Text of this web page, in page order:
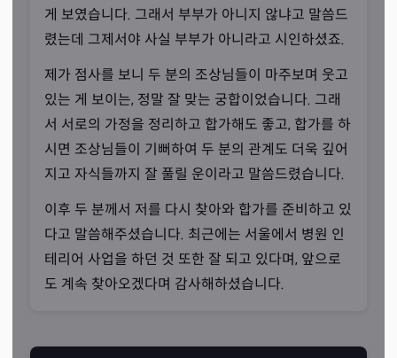
파란만장했던 삶
“신내림을 거부하다가 의식불명까지 됐습니다.”
선생님께서는 어렸을 때부터 몸이 아팠고, 신병이라는 걸
알고 있었지만 신내림을 거부해오셨다고 합니다. 그러다 보
게 보였습니다. 그래서 부부가 아니지 않냐고 말씀드
렸는데 그제서야 사실 부부가 아니라고 시인하셨죠.
제가 점사를 보니 두 분의 조상님들이 마주보며 웃고
있는 게 보이는, 정말 잘 맞는 궁합이었습니다. 그래
서 서로의 가정을 정리하고 합가해도 좋고, 합가를 하
시면 조상님들이 기뻐하여 두 분의 관계도 더욱 깊어
지고 자식들까지 잘 풀릴 운이라고 말씀드렸습니다.
이후 두 분께서 저를 다시 찾아와 합가를 준비하고 있
다고 말씀해주셨습니다. 최근에는 서울에서 병원 인
테리어 사업을 하던 것 또한 잘 되고 있다며, 앞으로
도 계속 찾아오겠다며 감사해하셨습니다.